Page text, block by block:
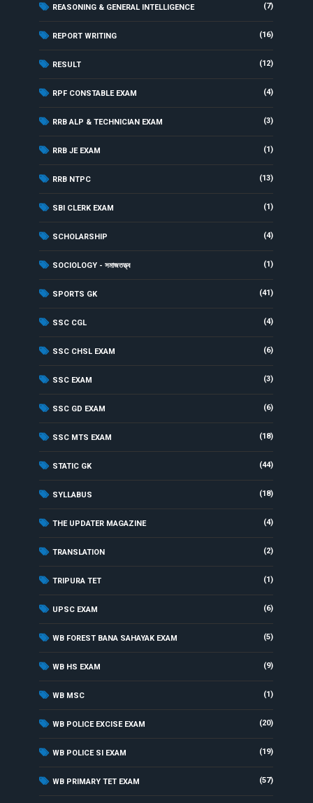
REASONING & GENERAL INTELLIGENCE (7)
REPORT WRITING (16)
RESULT (12)
RPF CONSTABLE EXAM (4)
RRB ALP & TECHNICIAN EXAM (3)
RRB JE EXAM (1)
RRB NTPC (13)
SBI CLERK EXAM (1)
SCHOLARSHIP (4)
SOCIOLOGY - সমাজতত্ত্ব (1)
SPORTS GK (41)
SSC CGL (4)
SSC CHSL EXAM (6)
SSC EXAM (3)
SSC GD EXAM (6)
SSC MTS EXAM (18)
STATIC GK (44)
SYLLABUS (18)
THE UPDATER MAGAZINE (4)
TRANSLATION (2)
TRIPURA TET (1)
UPSC EXAM (6)
WB FOREST BANA SAHAYAK EXAM (5)
WB HS EXAM (9)
WB MSC (1)
WB POLICE EXCISE EXAM (20)
WB POLICE SI EXAM (19)
WB PRIMARY TET EXAM (57)